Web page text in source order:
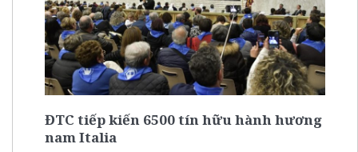
ĐTC tiếp kiến 6500 tín hữu hành hương
nam Italia